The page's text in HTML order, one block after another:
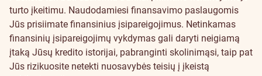
turto įkeitimu. Naudodamiesi finansavimo paslaugomis
Jūs prisiimate finansinius įsipareigojimus. Netinkamas
finansinių įsipareigojimų vykdymas gali daryti neigiamą
įtaką Jūsų kredito istorijai, pabranginti skolinimąsi, taip pat
Jūs rizikuosite netekti nuosavybės teisių į įkeistą